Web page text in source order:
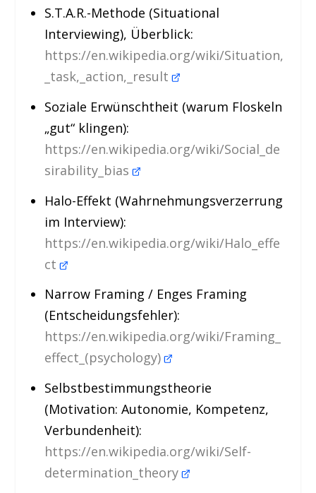
S.T.A.R.-Methode (Situational
Interviewing), Überblick:
https://en.wikipedia.org/wiki/Situation,
_task,_action,_result
Soziale Erwünschtheit (warum Floskeln
„gut“ klingen):
https://en.wikipedia.org/wiki/Social_de
sirability_bias
Halo-Effekt (Wahrnehmungsverzerrung
im Interview):
https://en.wikipedia.org/wiki/Halo_effe
ct
Narrow Framing / Enges Framing
(Entscheidungsfehler):
https://en.wikipedia.org/wiki/Framing_
effect_(psychology)
Selbstbestimmungstheorie
(Motivation: Autonomie, Kompetenz,
Verbundenheit):
https://en.wikipedia.org/wiki/Self-
determination_theory